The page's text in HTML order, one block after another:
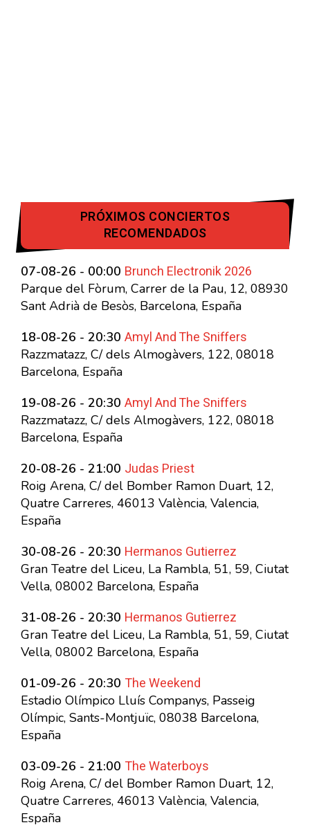
PRÓXIMOS CONCIERTOS
RECOMENDADOS
07-08-26 - 00:00 Brunch Electronik 2026
Parque del Fòrum, Carrer de la Pau, 12, 08930
Sant Adrià de Besòs, Barcelona, España
18-08-26 - 20:30 Amyl And The Sniffers
Razzmatazz, C/ dels Almogàvers, 122, 08018
Barcelona, España
19-08-26 - 20:30 Amyl And The Sniffers
Razzmatazz, C/ dels Almogàvers, 122, 08018
Barcelona, España
20-08-26 - 21:00 Judas Priest
Roig Arena, C/ del Bomber Ramon Duart, 12,
Quatre Carreres, 46013 València, Valencia,
España
30-08-26 - 20:30 Hermanos Gutierrez
Gran Teatre del Liceu, La Rambla, 51, 59, Ciutat
Vella, 08002 Barcelona, España
31-08-26 - 20:30 Hermanos Gutierrez
Gran Teatre del Liceu, La Rambla, 51, 59, Ciutat
Vella, 08002 Barcelona, España
01-09-26 - 20:30 The Weekend
Estadio Olímpico Lluís Companys, Passeig
Olímpic, Sants-Montjuïc, 08038 Barcelona,
España
03-09-26 - 21:00 The Waterboys
Roig Arena, C/ del Bomber Ramon Duart, 12,
Quatre Carreres, 46013 València, Valencia,
España